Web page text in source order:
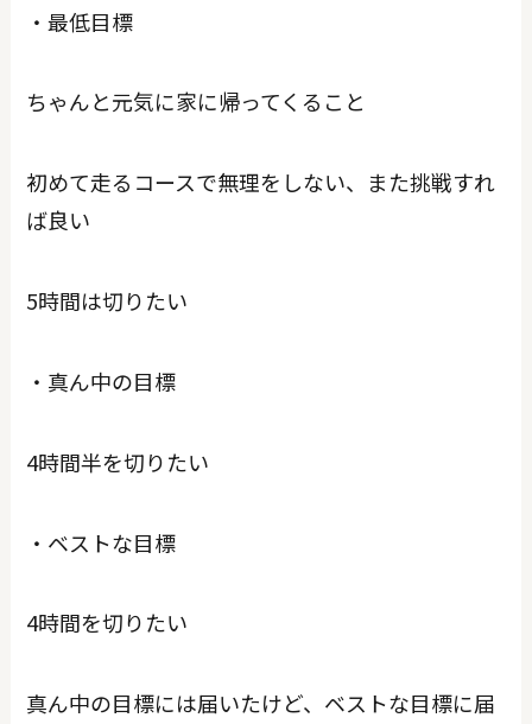
・最低目標
ちゃんと元気に家に帰ってくること
初めて走るコースで無理をしない、また挑戦すれ
ば良い
5時間は切りたい
・真ん中の目標
4時間半を切りたい
・ベストな目標
4時間を切りたい
真ん中の目標には届いたけど、ベストな目標に届